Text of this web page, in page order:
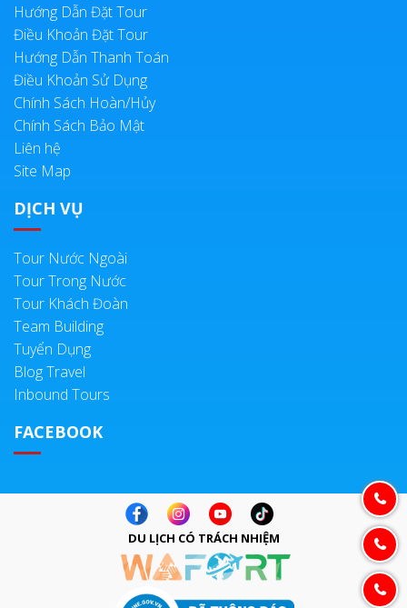
Hướng Dẫn Đặt Tour
Điều Khoản Đặt Tour
Hướng Dẫn Thanh Toán
Điều Khoản Sử Dụng
Chính Sách Hoàn/Hủy
Chính Sách Bảo Mật
Liên hệ
Site Map
DỊCH VỤ
Tour Nước Ngoài
Tour Trong Nước
Tour Khách Đoàn
Team Building
Tuyển Dụng
Blog Travel
Inbound Tours
FACEBOOK
DU LỊCH CÓ TRÁCH NHIỆM